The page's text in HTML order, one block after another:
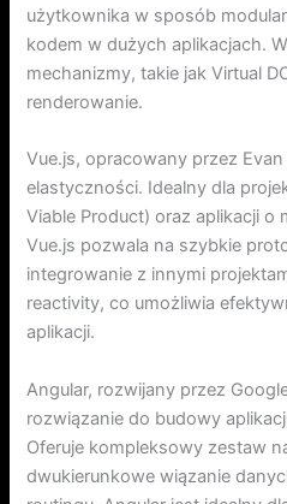
użytkownika w sposób
kodem w dużych aplikacjach.
mechanizmy, takie jak Virtual
renderowanie.
Vue.js, opracowany przez
elastyczności. Idealny dla
Viable Product) oraz aplikacji o
Vue.js pozwala na szybkie
integrowanie z innymi
reactivity, co umożliwia
aplikacji.
Angular, rozwijany przez
rozwiązanie do budowy
Oferuje kompleksowy zestaw
dwukierunkowe wiązanie